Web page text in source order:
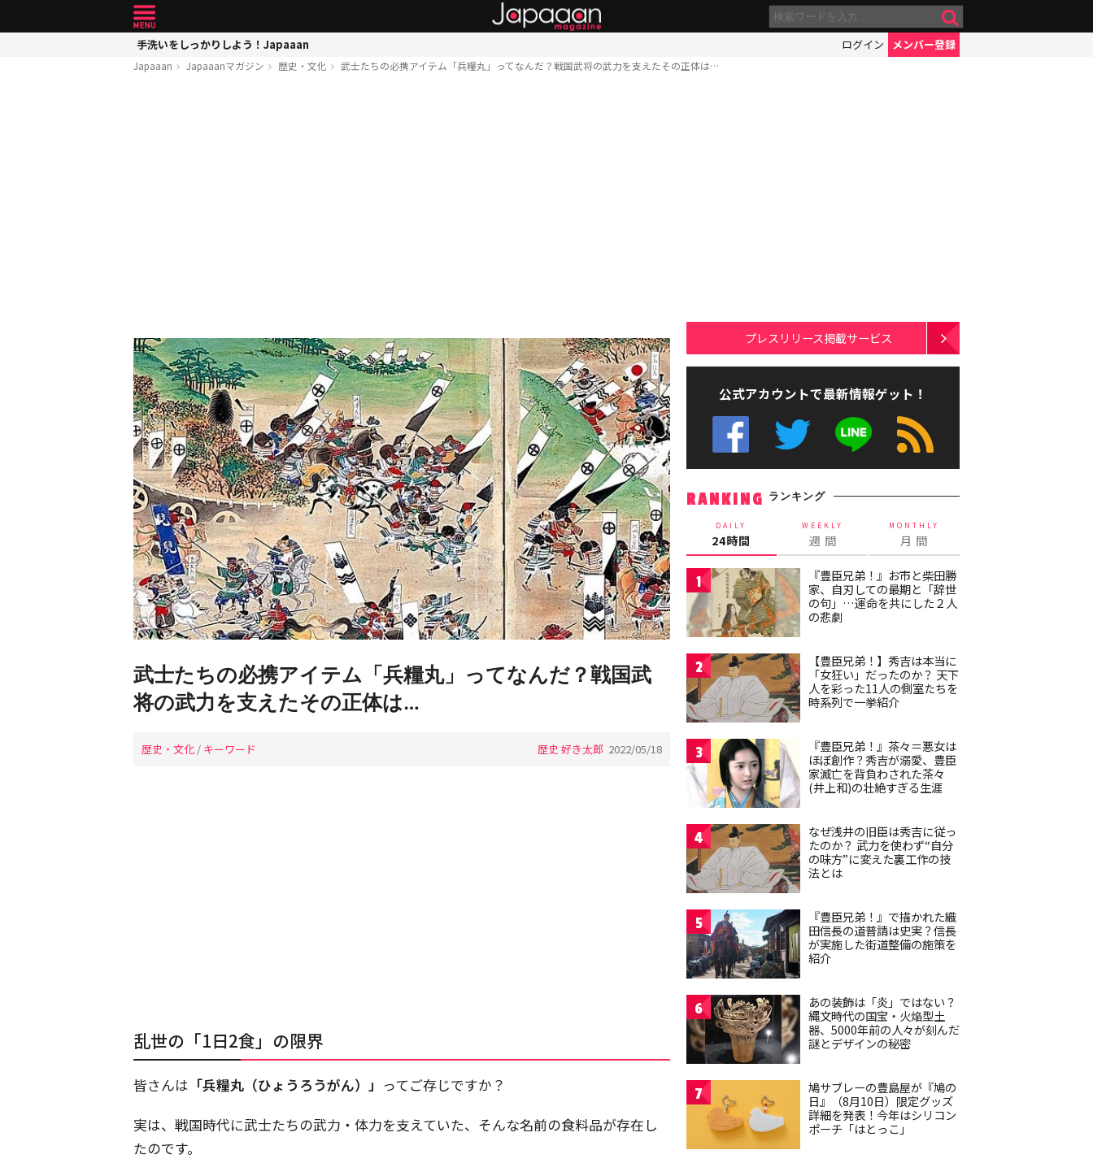
手洗いをしっかりしよう！Japaaan ログイン メンバー登録
Japaaan Japaaanマガジン 歴史・文化 武士たちの必携アイテム「兵糧丸」ってなんだ？戦国武将の武力を支えたその正体は…
武士たちの必携アイテム「兵糧丸」ってなんだ？戦国武
将の武力を支えたその正体は…
歴史・文化 / キーワード 歴史 好き太郎 2022/05/18
乱世の「1日2食」の限界
皆さんは 「兵糧丸（ひょうろうがん）」 ってご存じですか？
実は、戦国時代に武士たちの武力・体力を支えていた、そんな名前の食料品が存在し
たのです。
プレスリリース掲載サービス
公式アカウントで最新情報ゲット！
RANKING ランキング
DAILY
24時間
WEEKLY
週 間
MONTHLY
月 間
1
『豊臣兄弟！』お市と柴田勝
家、自刃しての最期と「辞世
の句」…運命を共にした２人
の悲劇
2
【豊臣兄弟！】秀吉は本当に
「女狂い」だったのか？ 天下
人を彩った11人の側室たちを
時系列で一挙紹介
3
『豊臣兄弟！』茶々＝悪女は
ほぼ創作？秀吉が溺愛、豊臣
家滅亡を背負わされた茶々
(井上和)の壮絶すぎる生涯
4
なぜ浅井の旧臣は秀吉に従っ
たのか？ 武力を使わず“自分
の味方”に変えた裏工作の技
法とは
5
『豊臣兄弟！』で描かれた織
田信長の道普請は史実？信長
が実施した街道整備の施策を
紹介
6
あの装飾は「炎」ではない？
縄文時代の国宝・火焔型土
器、5000年前の人々が刻んだ
謎とデザインの秘密
7
鳩サブレーの豊島屋が『鳩の
日』（8月10日）限定グッズ
詳細を発表！今年はシリコン
ポーチ「はとっこ」